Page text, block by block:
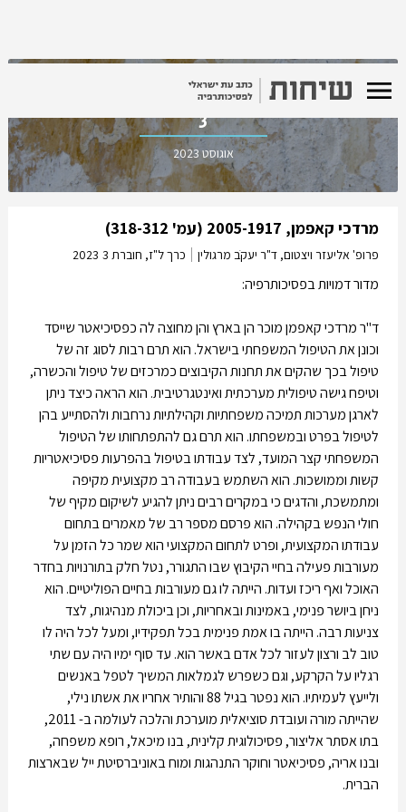
כרך ל"ז, חוברת
3
אוגוסט 2023
מרדכי קאפמן, 2005-1917 (עמ' 318-312)
פרופ' אליעזר ויצטום, ד"ר יעקֹב מרגולין כרך ל"ז, חוברת 3 2023
מדור דמויות בפסיכותרפיה:
ד"ר מרדכי קאפמן מוכר הן בארץ והן מחוצה לה כפסיכיאטר שייסד
וכונן את הטיפול המשפחתי בישראל. הוא תרם רבות לסוג זה של
טיפול בכך שהקים את תחנות הקיבוצים כמרכזים של טיפול והכשרה,
וטיפח גישה טיפולית מערכתית ואינטגרטיבית. הוא הראה כיצד ניתן
לארגן מערכות תמיכה משפחתיות וקהילתיות נרחבות ולהסתייע בהן
לטיפול בפרט ובמשפחתו. הוא תרם גם להתפתחותו של הטיפול
המשפחתי קצר המועד, לצד עבודתו בטיפול בהפרעות פסיכיאטריות
קשות וממושכות. הוא השתמש בעבודה רב מקצועית מקיפה
ומתמשכת, והדגים כי במקרים רבים ניתן להגיע לשיקום מקיף של
חולי הנפש בקהילה. הוא פרסם מספר רב של מאמרים בתחום
עבודתו המקצועית, ופרט לתחום המקצועי הוא שמר כל הזמן על
מעורבות פעילה בחיי הקיבוץ שבו התגורר, נטל חלק בתורנויות בחדר
האוכל ואף ריכז ועדות. הייתה לו גם מעורבות בחיים הפוליטיים. הוא
ניחן ביושר פנימי, באמינות ובאחריות, וכן ביכולת מנהיגות, לצד
צניעות רבה. הייתה בו אמת פנימית בכל תפקידיו, ומעל לכל היה לו
טוב לב ורצון לעזור לכל אדם באשר הוא. עד סוף ימיו היה עם שתי
רגליו על הקרקע, וגם כשפרש לגמלאות המשיך לטפל באנשים
ולייעץ לעמיתיו. הוא נפטר בגיל 88 והותיר אחריו את אשתו נילי,
שהייתה מורה ועובדת סוציאלית מוערכת והלכה לעולמה ב- 2011,
בתו אסתר אליצור, פסיכולוגית קלינית, בנו מיכאל, רופא משפחה,
ובנו אריה, פסיכיאטר וחוקר התנהגות ומוח באוניברסיטת ייל שבארצות
הברית.